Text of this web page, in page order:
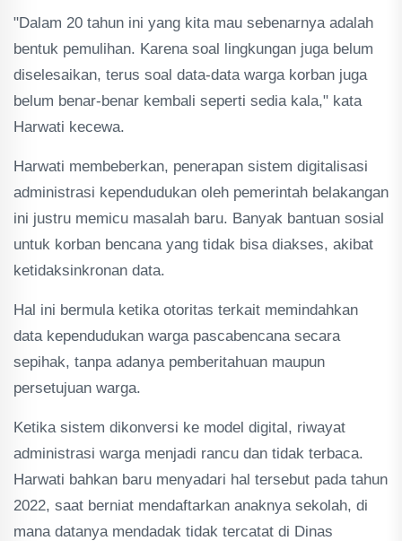
"Dalam 20 tahun ini yang kita mau sebenarnya adalah
bentuk pemulihan. Karena soal lingkungan juga belum
diselesaikan, terus soal data-data warga korban juga
belum benar-benar kembali seperti sedia kala," kata
Harwati kecewa.
Harwati membeberkan, penerapan sistem digitalisasi
administrasi kependudukan oleh pemerintah belakangan
ini justru memicu masalah baru. Banyak bantuan sosial
untuk korban bencana yang tidak bisa diakses, akibat
ketidaksinkronan data.
Hal ini bermula ketika otoritas terkait memindahkan
data kependudukan warga pascabencana secara
sepihak, tanpa adanya pemberitahuan maupun
persetujuan warga.
Ketika sistem dikonversi ke model digital, riwayat
administrasi warga menjadi rancu dan tidak terbaca.
Harwati bahkan baru menyadari hal tersebut pada tahun
2022, saat berniat mendaftarkan anaknya sekolah, di
mana datanya mendadak tidak tercatat di Dinas